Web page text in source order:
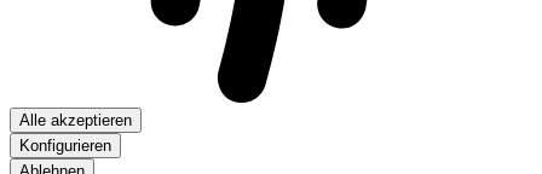
Alle akzeptieren
Konfigurieren